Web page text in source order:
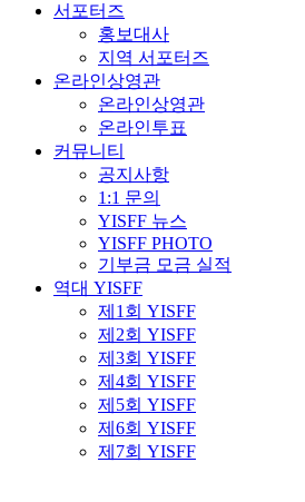
서포터즈
홍보대사
지역 서포터즈
온라인상영관
온라인상영관
온라인투표
커뮤니티
공지사항
1:1 문의
YISFF 뉴스
YISFF PHOTO
기부금 모금 실적
역대 YISFF
제1회 YISFF
제2회 YISFF
제3회 YISFF
제4회 YISFF
제5회 YISFF
제6회 YISFF
제7회 YISFF